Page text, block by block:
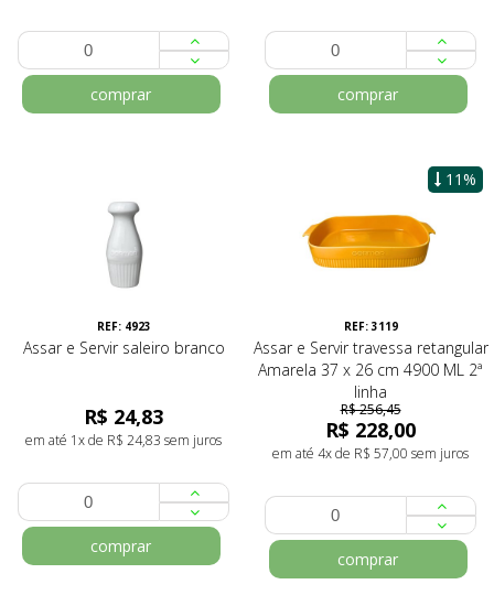
comprar comprar
REF: 4923
Assar e Servir saleiro branco
R$ 24,83
em até 1x de R$ 24,83 sem juros
comprar
11%
REF: 3119
Assar e Servir travessa retangular
Amarela 37 x 26 cm 4900 ML 2ª
linha
R$ 256,45
R$ 228,00
em até 4x de R$ 57,00 sem juros
comprar